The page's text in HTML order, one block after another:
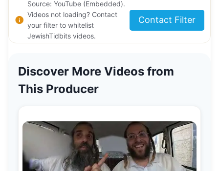
Source: YouTube (Embedded).
Videos not loading? Contact
your filter to whitelist
JewishTidbits videos.
Contact Filter
Discover More Videos from
This Producer